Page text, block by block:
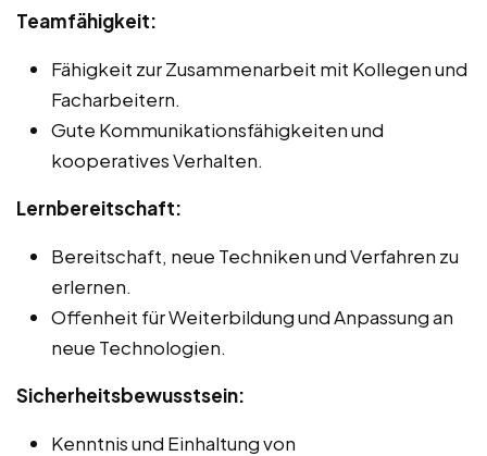
Teamfähigkeit:
Fähigkeit zur Zusammenarbeit mit Kollegen und
Facharbeitern.
Gute Kommunikationsfähigkeiten und
kooperatives Verhalten.
Lernbereitschaft:
Bereitschaft, neue Techniken und Verfahren zu
erlernen.
Offenheit für Weiterbildung und Anpassung an
neue Technologien.
Sicherheitsbewusstsein:
Kenntnis und Einhaltung von